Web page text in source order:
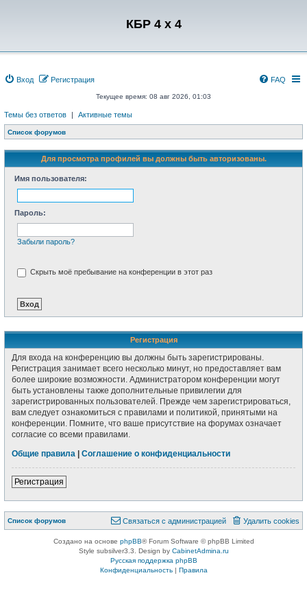
КБР 4 x 4
Вход Регистрация FAQ
Текущее время: 08 авг 2026, 01:03
Темы без ответов | Активные темы
Список форумов
Для просмотра профилей вы должны быть авторизованы.
Имя пользователя:
Пароль:
Забыли пароль?
Скрыть моё пребывание на конференции в этот раз
Регистрация
Для входа на конференцию вы должны быть зарегистрированы.
Регистрация занимает всего несколько минут, но предоставляет вам
более широкие возможности. Администратором конференции могут
быть установлены также дополнительные привилегии для
зарегистрированных пользователей. Прежде чем зарегистрироваться,
вам следует ознакомиться с правилами и политикой, принятыми на
конференции. Помните, что ваше присутствие на форумах означает
согласие со всеми правилами.
Общие правила | Соглашение о конфиденциальности
Регистрация
Список форумов Удалить cookies
Связаться с
Связаться с администрацией
Создано на основе phpBB® Forum Software © phpBB Limited
Style subsilver3.3. Design by CabinetAdmina.ru
Русская поддержка phpBB
Конфиденциальность| Правила